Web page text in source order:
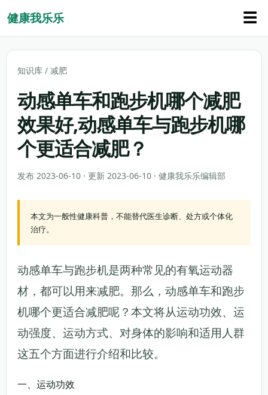
健康我乐乐 ☰
知识库 / 减肥
动感单车和跑步机哪个减肥
效果好,动感单车与跑步机哪
个更适合减肥？
发布 2023-06-10 · 更新 2023-06-10 · 健康我乐乐编辑部
本文为一般性健康科普，不能替代医生诊断、处方或个体化
治疗。
动感单车与跑步机是两种常见的有氧运动器
材，都可以用来减肥。那么，动感单车和跑步
机哪个更适合减肥呢？本文将从运动功效、运
动强度、运动方式、对身体的影响和适用人群
这五个方面进行介绍和比较。
一、运动功效